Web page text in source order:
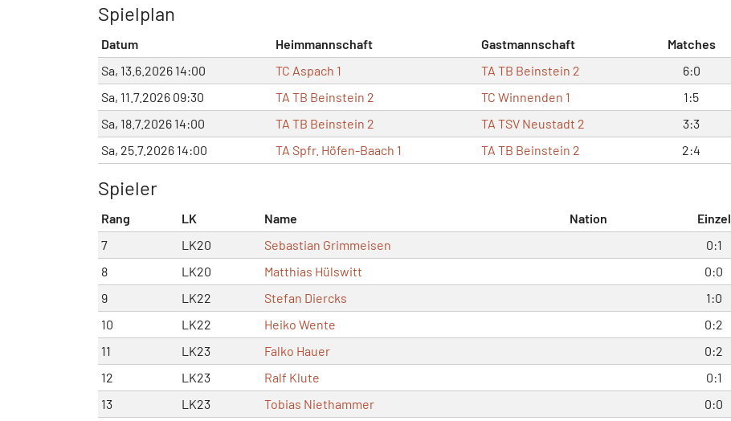
Spielplan
Datum Heimmannschaft Gastmannschaft Matches
Sa, 13.6.2026 14:00
TC Aspach 1 TA TB Beinstein 2 6:0
Sa, 11.7.2026 09:30
TA TB Beinstein 2 TC Winnenden 1 1:5
Sa, 18.7.2026 14:00
TA TB Beinstein 2 TA TSV Neustadt 2 3:3
Sa, 25.7.2026 14:00
TA Spfr. Höfen-Baach 1 TA TB Beinstein 2 2:4
Spieler
Rang LK Name Nation Einzel
7
LK20 Sebastian Grimmeisen 0:1
8
LK20 Matthias Hülswitt 0:0
9
LK22 Stefan Diercks 1:0
10
LK22 Heiko Wente 0:2
11
LK23 Falko Hauer 0:2
12
LK23 Ralf Klute 0:1
13
LK23 Tobias Niethammer 0:0